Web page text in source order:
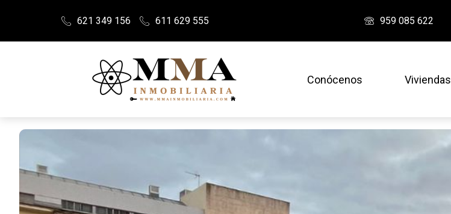
621 349 156 611 629 555 959 085 622
Conócenos Viviendas